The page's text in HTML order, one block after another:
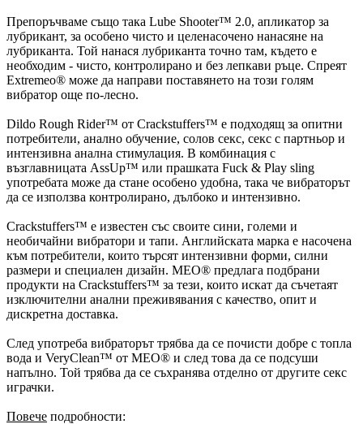
Препоръчваме също така Lube Shooter™ 2.0, апликатор за
лубрикант, за особено чисто и целенасочено нанасяне на
лубриканта. Той нанася лубриканта точно там, където е
необходим - чисто, контролирано и без лепкави ръце. Спреят
Extremeo® може да направи поставянето на този голям
вибратор още по-лесно.
Dildo Rough Rider™ от Crackstuffers™ е подходящ за опитни
потребители, анално обучение, солов секс, секс с партньор и
интензивна анална стимулация. В комбинация с
възглавницата AssUp™ или прашката Fuck & Play sling
употребата може да стане особено удобна, така че вибраторът
да се използва контролирано, дълбоко и интензивно.
Crackstuffers™ е известен със своите сини, големи и
необичайни вибратори и тапи. Английската марка е насочена
към потребители, които търсят интензивни форми, силни
размери и специален дизайн. MEO® предлага подбрани
продукти на Crackstuffers™ за тези, които искат да съчетаят
изключителни анални преживявания с качество, опит и
дискретна доставка.
След употреба вибраторът трябва да се почисти добре с топла
вода и VeryClean™ от MEO® и след това да се подсуши
напълно. Той трябва да се съхранява отделно от другите секс
играчки.
Повече подробности: